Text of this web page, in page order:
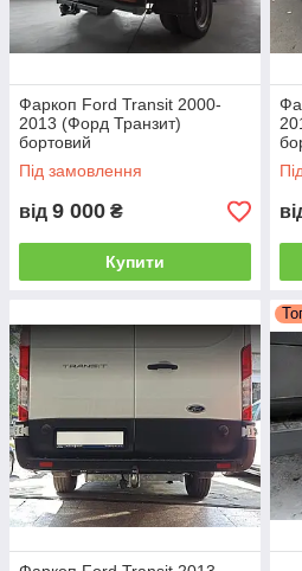
Тип цього ТЗП дозволяє
монтувати зчіпний шар на
виробництво в Україні
відносно недорогими.
Телефонуйте, і ми
Фаркоп Ford Transit 2000-
2013 (Форд Транзит)
бортовий
Під замовлення
від 9 000 ₴
Купити